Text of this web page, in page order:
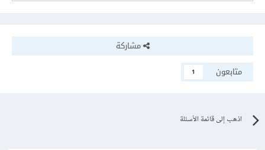
مشاركة
متابعون
1
اذهب إلى قائمة الأسئلة